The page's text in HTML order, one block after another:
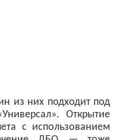
из них подходит под
Открытие
с использованием